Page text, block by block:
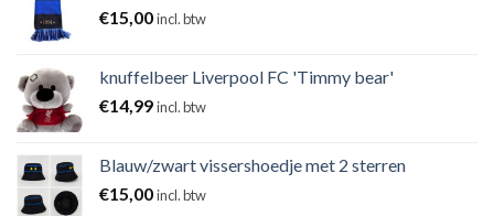
€15,00incl. btw
knuffelbeer Liverpool FC 'Timmy bear'
€14,99incl. btw
Blauw/zwart vissershoedje met 2 sterren
€15,00incl. btw